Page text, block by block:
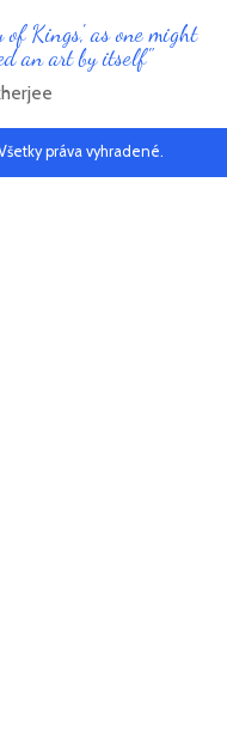
of Kings', as one might
an art by itself"
práva vyhradené.